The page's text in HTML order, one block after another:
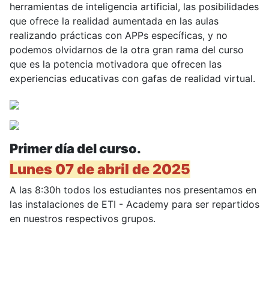
herramientas de inteligencia artificial, las posibilidades
que ofrece la realidad aumentada en las aulas
realizando prácticas con APPs específicas, y no
podemos olvidarnos de la otra gran rama del curso
que es la potencia motivadora que ofrecen las
experiencias educativas con gafas de realidad virtual.
Primer día del curso.
Lunes 07 de abril de 2025
A las 8:30h todos los estudiantes nos presentamos en
las instalaciones de ETI - Academy para ser repartidos
en nuestros respectivos grupos.